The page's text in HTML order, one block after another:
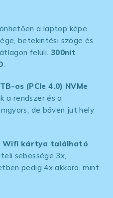
a laptop képe
betekintési szöge és
felüli. 300nit
.
os (PCIe 4.0) NVMe
a rendszer és a
de bőven jut hely
Wifi kártya található
sebessége 3x,
pedig 4x akkora, mint